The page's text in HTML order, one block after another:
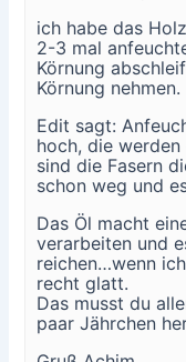
ich habe das
2-3 mal
Körnung
Körnung nehmen.
Edit sagt:
hoch, die
sind die Fasern
schon weg und
Das Öl macht
verarbeiten und
reichen…wenn
recht glatt.
Das musst du
paar Jährchen